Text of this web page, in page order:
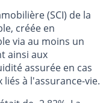
(SCI) de la
créée en
via au moins un
ainsi aux
assurée en cas
à l'assurance-vie.